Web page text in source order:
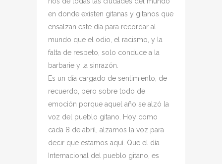
en donde existen gitanas y gitanos que
ensalzan este día para recordar al
mundo que el odio, el racismo, y la
falta de respeto, solo conduce a la
barbarie y la sinrazón.
Es un día cargado de sentimiento, de
recuerdo, pero sobre todo de
emoción porque aquel año se alzó la
voz del pueblo gitano. Hoy como
cada 8 de abril, alzamos la voz para
decir que estamos aquí. Que el día
Internacional del pueblo gitano, es